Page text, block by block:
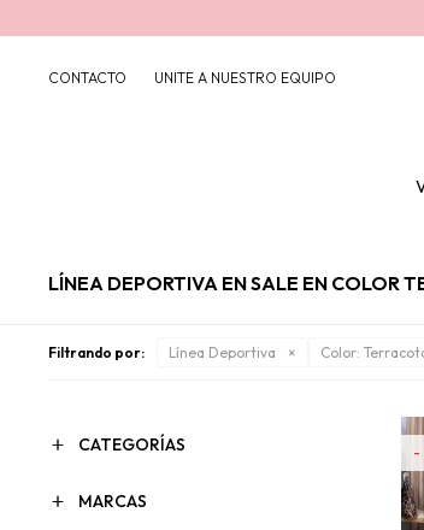
CONTACTO UNITE A NUESTRO EQUIPO
LÍNEA DEPORTIVA EN SALE EN COLOR
Filtrando por: Línea Deportiva Color:
CATEGORÍAS
MARCAS